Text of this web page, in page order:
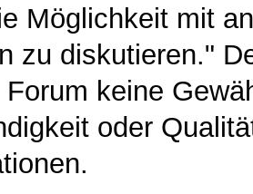
Möglichkeit mit
zu diskutieren."
keine
oder